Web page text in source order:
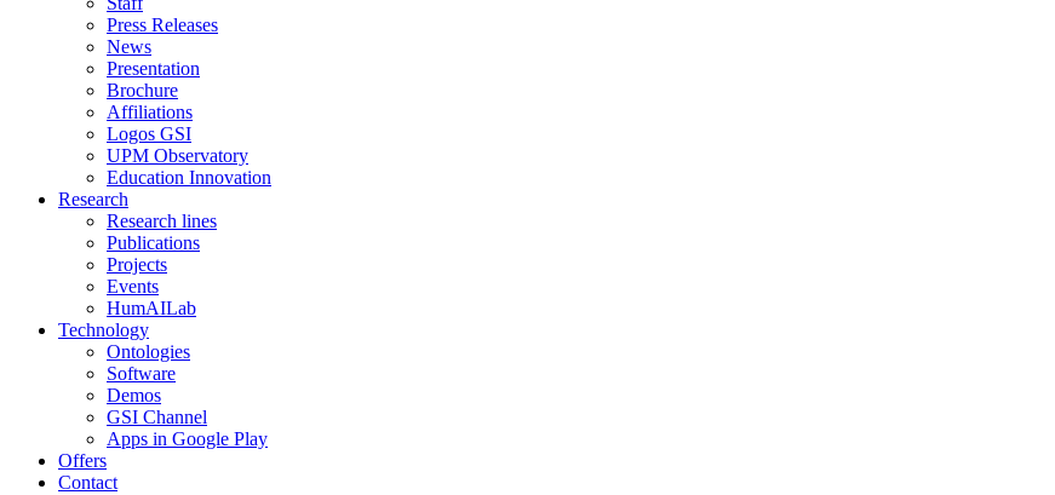
Press Releases
News
Presentation
Brochure
Affiliations
Logos GSI
UPM Observatory
Education Innovation
Research
Research lines
Publications
Projects
Events
HumAILab
Technology
Ontologies
Software
Demos
GSI Channel
Apps in Google Play
Offers
Contact